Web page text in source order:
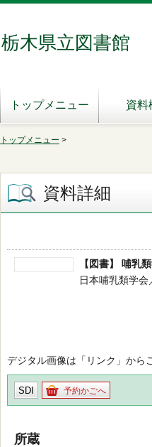
栃木県立図書館
トップメニュー 資料
トップメニュー >
資料詳細
【図書】 哺乳
日本哺乳類学
デジタル画像は「リンク」から
SDI 予約かごへ
所蔵